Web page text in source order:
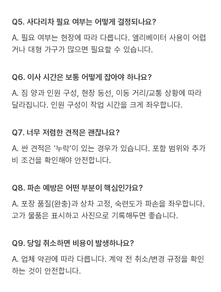
Q5. 사다리차 필요 여부는 어떻게 결정되나요?
A. 필요 여부는 현장에 따라 다릅니다. 엘리베이터 사용이 어렵
거나 대형 가구가 많으면 필요할 수 있습니다.
Q6. 이사 시간은 보통 어떻게 잡아야 하나요?
A. 짐 양과 인원 구성, 현장 동선, 이동 거리/교통 상황에 따라
달라집니다. 인원 구성이 작업 시간을 크게 좌우합니다.
Q7. 너무 저렴한 견적은 괜찮나요?
A. 싼 견적은 ‘누락’이 있는 경우가 있습니다. 포함 범위와 추가
비 조건을 확인해야 안전합니다.
Q8. 파손 예방은 어떤 부분이 핵심인가요?
A. 포장 품질(완충)과 상차 고정, 숙련도가 파손을 좌우합니다.
고가 물품은 표시하고 사진으로 기록해두면 좋습니다.
Q9. 당일 취소하면 비용이 발생하나요?
A. 업체 약관에 따라 다릅니다. 계약 전 취소/변경 규정을 확인
하는 것이 안전합니다.